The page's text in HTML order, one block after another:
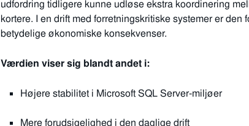
udfordring tidligere kunne udløse ekstra koordinering
kortere. I en drift med forretningskritiske systemer er
betydelige økonomiske konsekvenser.
Værdien viser sig blandt andet i:
Højere stabilitet i Microsoft SQL Server‑miljøer
Mere forudsigelighed i den daglige drift